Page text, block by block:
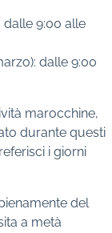
9:00 alle
dalle 9:00
marocchine,
durante questi
i giorni
del
a metà